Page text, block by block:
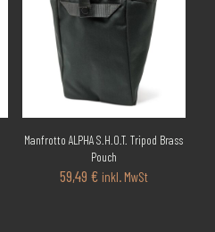
Manfrotto ALPHA S.H.O.T. Tripod Brass
Pouch
59,49 € inkl. MwSt